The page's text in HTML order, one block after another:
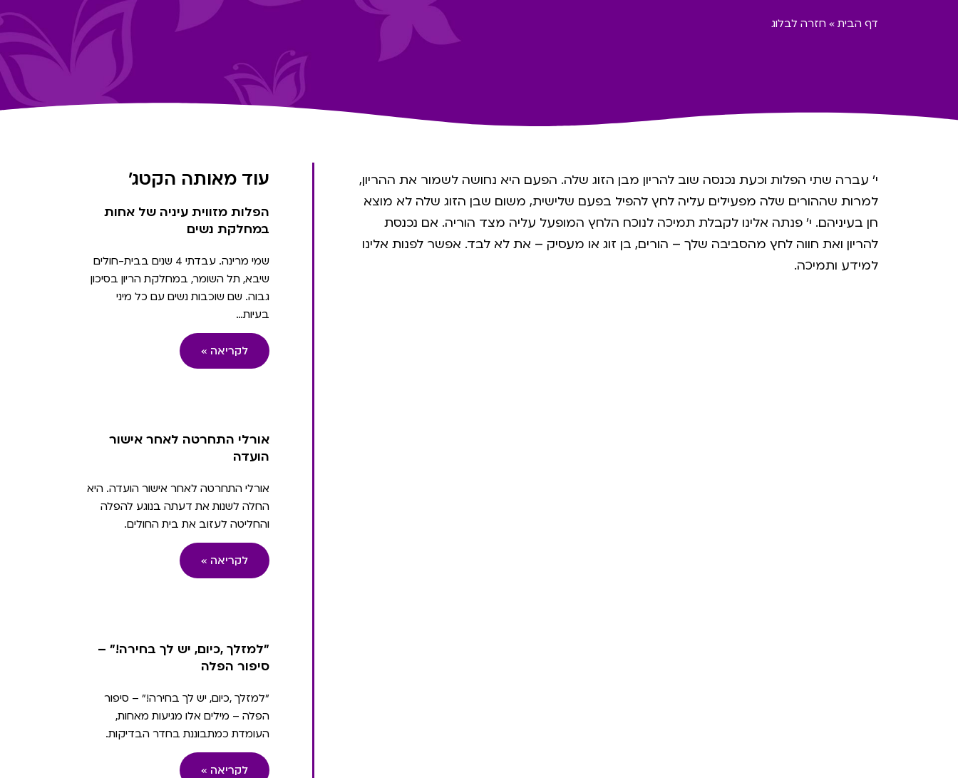
דף הבית » חזרה לבלוג
י׳ עברה שתי הפלות וכעת נכנסה שוב להריון מבן הזוג שלה. הפעם היא נחושה לשמור את ההריון,
למרות שההורים שלה מפעילים עליה לחץ להפיל בפעם שלישית, משום שבן הזוג שלה לא מוצא
חן בעיניהם. י׳ פנתה אלינו לקבלת תמיכה לנוכח הלחץ המופעל עליה מצד הוריה. אם נכנסת
להריון ואת חווה לחץ מהסביבה שלך – הורים, בן זוג או מעסיק – את לא לבד. אפשר לפנות אלינו
למידע ותמיכה.
עוד מאותה הקטג'
הפלות מזווית עיניה של אחות
במחלקת נשים
שמי מרינה. עבדתי 4 שנים בבית-חולים
שיבא, תל השומר, במחלקת הריון בסיכון
גבוה. שם שוכבות נשים עם כל מיני
בעיות…
לקריאה »
אורלי התחרטה לאחר אישור
הועדה
אורלי התחרטה לאחר אישור הועדה. היא
החלה לשנות את דעתה בנוגע להפלה
והחליטה לעזוב את בית החולים.
לקריאה »
"למזלך ,כיום, יש לך בחירה!" –
סיפור הפלה
"למזלך ,כיום, יש לך בחירה!" – סיפור
הפלה – מילים אלו מגיעות מאחות,
העומדת כמתבוננת בחדר הבדיקות.
לקריאה »